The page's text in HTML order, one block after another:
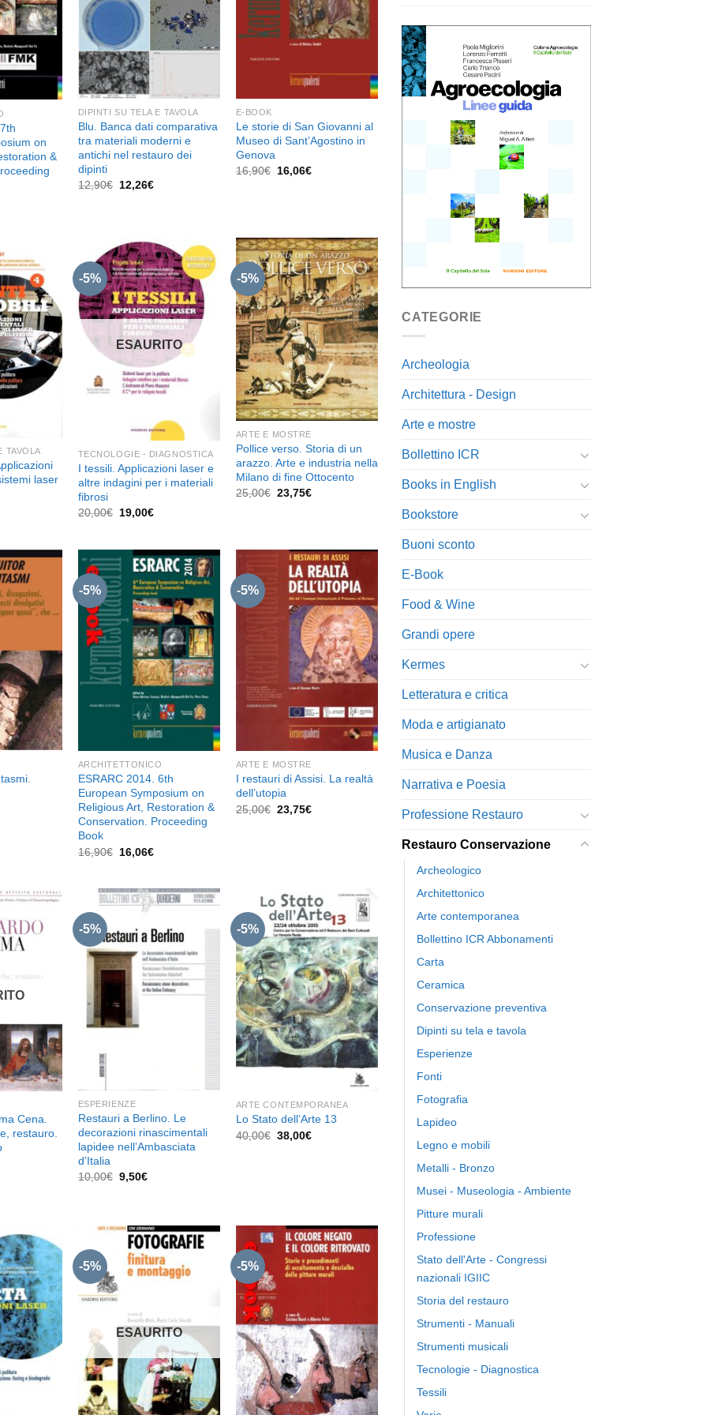
on
&
DIPINTI SU TELA E TAVOLA
Blu. Banca dati comparativa
tra materiali moderni e
antichi nel restauro dei
dipinti
12,90€ Il
12,26€Il
E-BOOK
Le storie di San Giovanni al
Museo di Sant’Agostino in
Genova
16,90€ Il
16,06€Il
Aggiungi
alla lista
dei
desideri
TAVOLA
laser
-5%
Aggiungi
alla lista
dei
desideri
ESAURITO
TECNOLOGIE - DIAGNOSTICA
I tessili. Applicazioni laser e
altre indagini per i materiali
fibrosi
20,00€ Il
20,00€.
19,00€Il
19,00€.
-5%
Aggiungi
alla lista
dei
desideri
ARTE E MOSTRE
Pollice verso. Storia di un
arazzo. Arte e industria nella
Milano di fine Ottocento
25,00€ Il
23,75€Il
desideri
-5%
Aggiungi
alla lista
dei
desideri
ARCHITETTONICO
ESRARC 2014. 6th
European Symposium on
Religious Art, Restoration &
Conservation. Proceeding
Book
16,90€ Il
16,90€.
16,06€Il
16,06€.
-5%
Aggiungi
alla lista
dei
desideri
ARTE E MOSTRE
I restauri di Assisi. La realtà
dell’utopia
25,00€ Il
23,75€Il
desideri
Cena.
restauro.
-5%
Aggiungi
alla lista
dei
desideri
ESPERIENZE
Restauri a Berlino. Le
decorazioni rinascimentali
lapidee nell’Ambasciata
d’Italia
10,00€ Il
9,50€Il
-5%
Aggiungi
alla lista
dei
desideri
ARTE CONTEMPORANEA
Lo Stato dell’Arte 13
40,00€ Il
38,00€Il
Aggiungi
alla lista
dei
desideri
-5%
dei
desideri
ESAURITO
-5%
desideri
CATEGORIE
Archeologia
Architettura - Design
Arte e mostre
Bollettino ICR
Books in English
Bookstore
Buoni sconto
E-Book
Food & Wine
Grandi opere
Kermes
Letteratura e critica
Moda e artigianato
Musica e Danza
Narrativa e Poesia
Professione Restauro
Restauro Conservazione
Archeologico
Architettonico
Arte contemporanea
Bollettino ICR Abbonamenti
Carta
Ceramica
Conservazione preventiva
Dipinti su tela e tavola
Esperienze
Fonti
Fotografia
Lapideo
Legno e mobili
Metalli - Bronzo
Musei - Museologia - Ambiente
Pitture murali
Professione
Stato dell'Arte - Congressi
nazionali IGIIC
Storia del restauro
Strumenti - Manuali
Strumenti musicali
Tecnologie - Diagnostica
Tessili